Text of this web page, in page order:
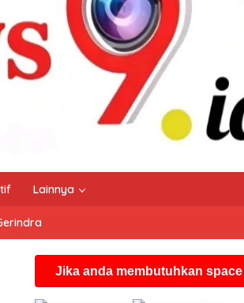
Lainnya
Jika anda membutuhkan space iklan